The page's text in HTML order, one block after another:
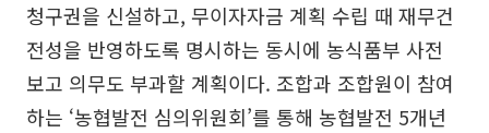
청구권을 신설하고, 무이자자금 계획 수립 때 재무건
전성을 반영하도록 명시하는 동시에 농식품부 사전
보고 의무도 부과할 계획이다. 조합과 조합원이 참여
하는 ‘농협발전 심의위원회’를 통해 농협발전 5개년